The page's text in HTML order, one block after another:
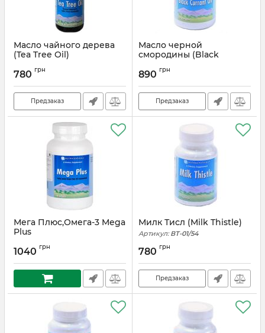
Масло чайного дерева
(Tea Tree Oil)
780 грн
Предзаказ
Масло черной
смородины (Black
Артикул:
890 грн
Предзаказ
Мега Плюс,Омега-3 Mega
Plus
1040 грн
Милк Тисл (Milk Thistle)
Артикул: ВТ-01/54
780 грн
Предзаказ